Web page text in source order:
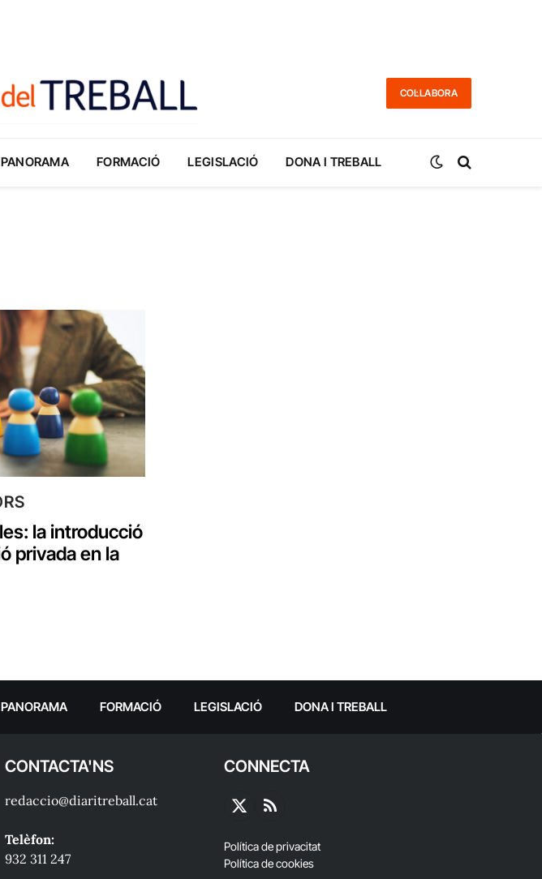
COL·LABORA
PANORAMA FORMACIÓ LEGISLACIÓ DONA I TREBALL
la introducció
privada en la
PANORAMA FORMACIÓ LEGISLACIÓ DONA I TREBALL
CONTACTA'NS
redaccio@diaritreball.cat
Telèfon:
932 311 247
CONNECTA
X
RSS
Política de privacitat
Política de cookies